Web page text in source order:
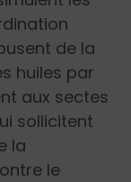
de la
huiles par
aux sectes
sollicitent
la
le